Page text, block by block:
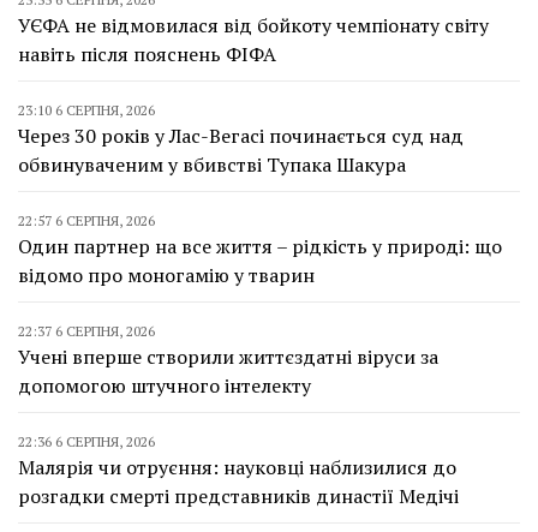
УЄФА не відмовилася від бойкоту чемпіонату світу
навіть після пояснень ФІФА
23:10 6 СЕРПНЯ, 2026
Через 30 років у Лас-Вегасі починається суд над
обвинуваченим у вбивстві Тупака Шакура
22:57 6 СЕРПНЯ, 2026
Один партнер на все життя – рідкість у природі: що
відомо про моногамію у тварин
22:37 6 СЕРПНЯ, 2026
Учені вперше створили життєздатні віруси за
допомогою штучного інтелекту
22:36 6 СЕРПНЯ, 2026
Малярія чи отруєння: науковці наблизилися до
розгадки смерті представників династії Медічі